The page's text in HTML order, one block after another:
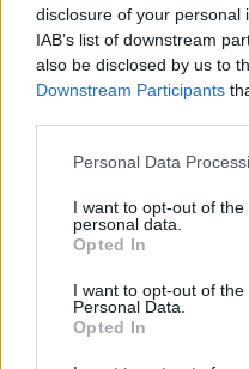
disclosure of your personal
IAB’s list of downstream
also be disclosed by us to
Downstream Participants
Personal Data
I want to opt-out of
personal data.
Opted In
I want to opt-out of the
Personal Data.
Opted In